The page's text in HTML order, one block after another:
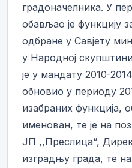
градоначелника. У
обављао је функцију
одбране у Савјету
у Народној
је у мандату 2010-
обновио у периоду
изабраних функција,
именован, те је на
ЈП ,,Преслица“,
изградњу града, те